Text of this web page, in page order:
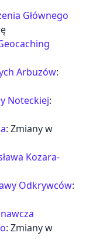
Głównego
Arbuzów:
Noteckiej:
: Zmiany w
Kozara-
Odkrywców:
: Zmiany w